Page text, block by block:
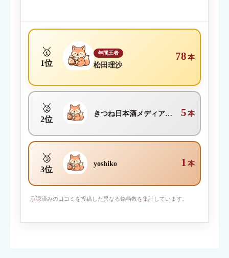
写真を添付
🥇
1位
年間王者
松田理沙
78 本
🥈
2位
きつね日本酒メディア編集部 5 本
🥉
3位
yoshiko 1 本
承認済みの口コミを投稿した異なる銘柄数を集計しています。